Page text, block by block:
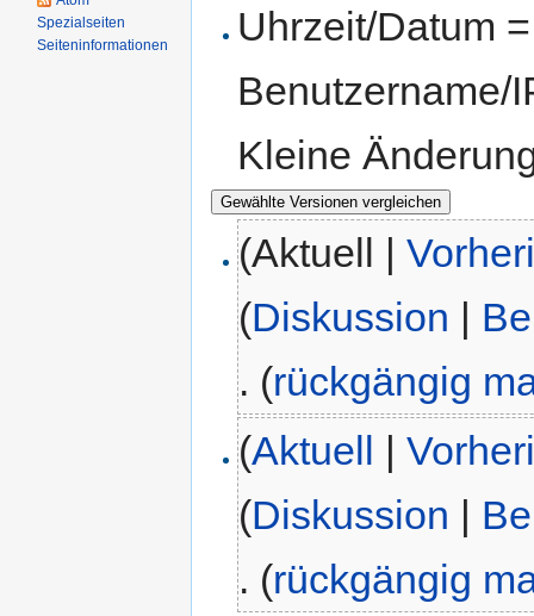
Uhrzeit/Datum
Benutzername/
Kleine
(Aktuell |
(Diskussion
. (rückgängig
(Aktuell |
(Diskussion |
. (rückgängig
Spezialseiten
Seiten­informationen